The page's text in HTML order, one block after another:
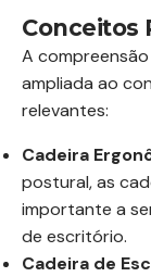
Conceitos
A
ampliada ao
relevantes:
Cadeira
postural, as
importante a
de escritório.
Cadeira de